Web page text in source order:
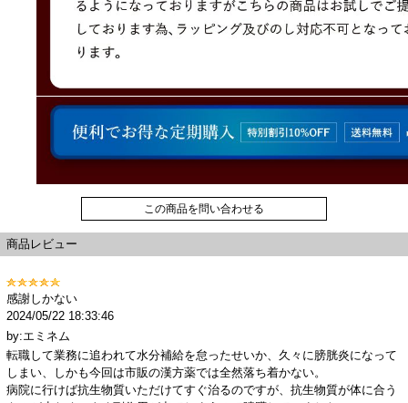
この商品を問い合わせる
商品レビュー
感謝しかない
2024/05/22 18:33:46
by:エミネム
転職して業務に追われて水分補給を怠ったせいか、久々に膀胱炎になって
しまい、しかも今回は市販の漢方薬では全然落ち着かない。
病院に行けば抗生物質いただけてすぐ治るのですが、抗生物質が体に合う